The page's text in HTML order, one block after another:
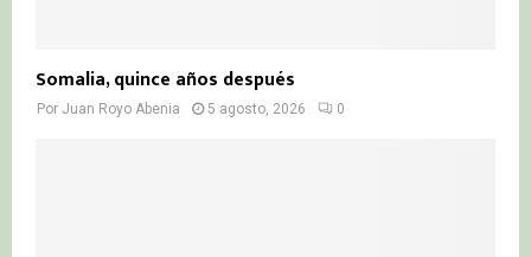
Somalia, quince años después
Por Juan Royo Abenia 5 agosto, 2026 0